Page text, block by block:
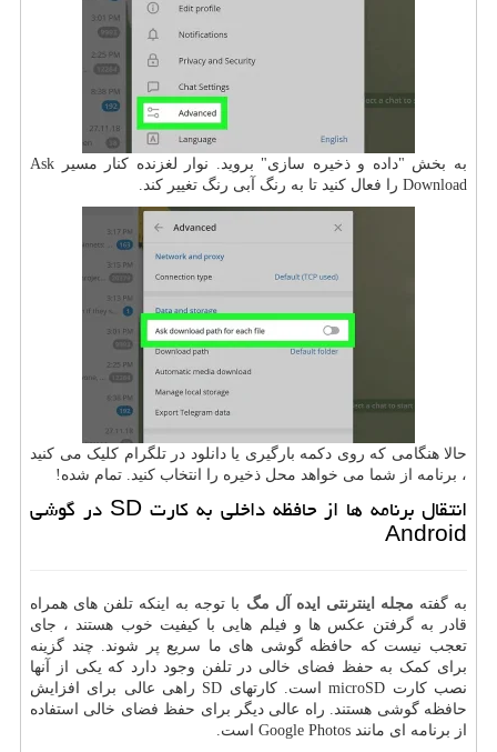
به بخش "داده و ذخیره سازی" بروید. نوار لغزنده کنار مسیر Ask
Download را فعال کنید تا به رنگ آبی رنگ تغییر کند.
حالا هنگامی که روی دکمه بارگیری یا دانلود در تلگرام کلیک می کنید
، برنامه از شما می خواهد محل ذخیره را انتخاب کنید. تمام شده!
انتقال برنامه ها از حافظه داخلی به کارت SD در گوشی
Android
به گفته مجله اینترنتی ایده آل مگ با توجه به اینکه تلفن های همراه
قادر به گرفتن عکس ها و فیلم هایی با کیفیت خوب هستند ، جای
تعجب نیست که حافظه گوشی های ما سریع پر شوند. چند گزینه
برای کمک به حفظ فضای خالی در تلفن وجود دارد که یکی از آنها
نصب کارت microSD است. کارتهای SD راهی عالی برای افزایش
حافظه گوشی هستند. راه عالی دیگر برای حفظ فضای خالی استفاده
از برنامه ای مانند Google Photos است.